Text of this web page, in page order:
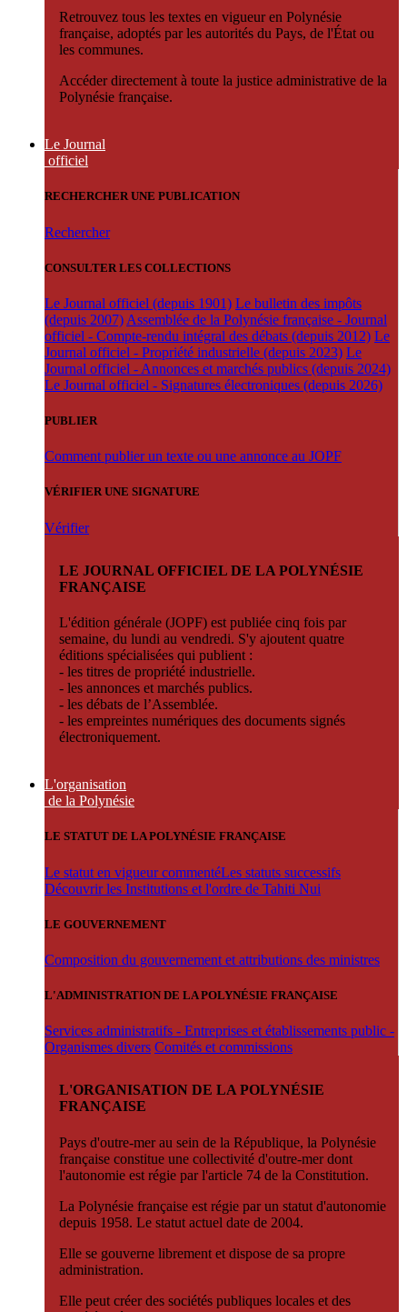
Retrouvez tous les textes en vigueur en Polynésie
française, adoptés par les autorités du Pays, de l'État ou
les communes.
Accéder directement à toute la justice administrative de la
Polynésie française.
Le Journal
officiel
RECHERCHER UNE PUBLICATION
Rechercher
CONSULTER LES COLLECTIONS
Le Journal officiel (depuis 1901) Le bulletin des impôts
(depuis 2007) Assemblée de la Polynésie française - Journal
officiel - Compte-rendu intégral des débats (depuis 2012) Le
Journal officiel - Propriété industrielle (depuis 2023) Le
Journal officiel - Annonces et marchés publics (depuis 2024)
Le Journal officiel - Signatures électroniques (depuis 2026)
PUBLIER
Comment publier un texte ou une annonce au JOPF
VÉRIFIER UNE SIGNATURE
Vérifier
LE JOURNAL OFFICIEL DE LA POLYNÉSIE
FRANÇAISE
L'édition générale (JOPF) est publiée cinq fois par
semaine, du lundi au vendredi. S'y ajoutent quatre
éditions spécialisées qui publient :
- les titres de propriété industrielle.
- les annonces et marchés publics.
- les débats de l’Assemblée.
- les empreintes numériques des documents signés
électroniquement.
L'organisation
de la Polynésie
LE STATUT DE LA POLYNÉSIE FRANÇAISE
Le statut en vigueur commentéLes statuts successifs
Découvrir les Institutions et l'ordre de Tahiti Nui
LE GOUVERNEMENT
Composition du gouvernement et attributions des ministres
L'ADMINISTRATION DE LA POLYNÉSIE FRANÇAISE
Services administratifs - Entreprises et établissements public -
Organismes divers Comités et commissions
L'ORGANISATION DE LA POLYNÉSIE
FRANÇAISE
Pays d'outre-mer au sein de la République, la Polynésie
française constitue une collectivité d'outre-mer dont
l'autonomie est régie par l'article 74 de la Constitution.
La Polynésie française est régie par un statut d'autonomie
depuis 1958. Le statut actuel date de 2004.
Elle se gouverne librement et dispose de sa propre
administration.
Elle peut créer des sociétés publiques locales et des